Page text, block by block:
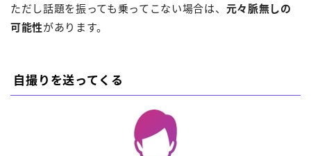
ただし話題を振っても乗ってこない場合は、 元々脈無しの
可能性があります。
自撮りを送ってくる